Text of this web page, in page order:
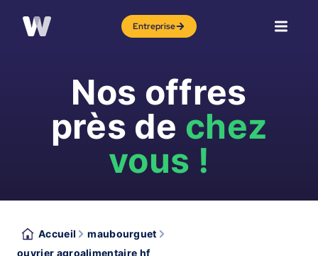
Entreprise
Nos offres
près de chez
vous !
Accueil
maubourguet
ouvrier agroalimentaire hf